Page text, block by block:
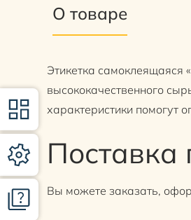
О товаре
Этикетка самоклеящаяся
высококачественного
характеристики помогут
Поставка
Вы можете заказать,